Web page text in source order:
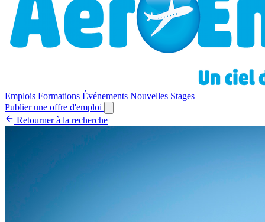
Emplois Formations Événements Nouvelles Stages
Publier une offre d'emploi
Retourner à la recherche